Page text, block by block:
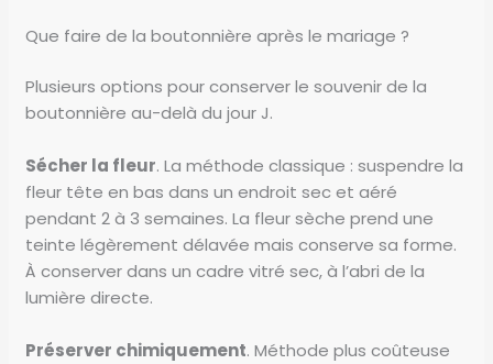
Que faire de la boutonnière après le mariage ?
Plusieurs options pour conserver le souvenir de la
boutonnière au-delà du jour J.
Sécher la fleur. La méthode classique : suspendre la
fleur tête en bas dans un endroit sec et aéré
pendant 2 à 3 semaines. La fleur sèche prend une
teinte légèrement délavée mais conserve sa forme.
À conserver dans un cadre vitré sec, à l’abri de la
lumière directe.
Préserver chimiquement. Méthode plus coûteuse